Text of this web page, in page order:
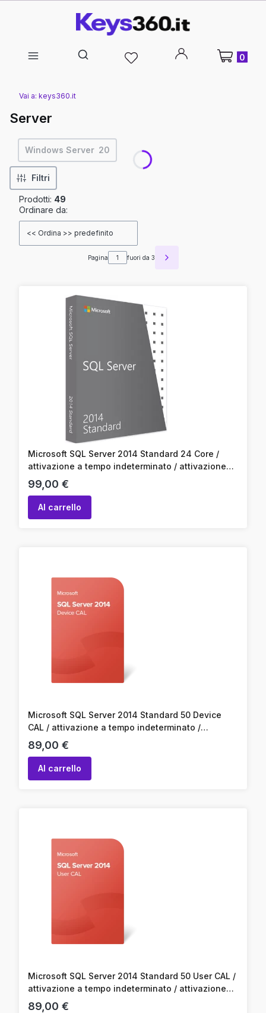
Motore di ricerca aperto
Prodotti nel
Vai a: keys360.it
Server
Windows Server 20
Filtri
Prodotti: 49
Elenco dei prodotti
Ordinare da:
<< Ordina >> predefinito
Pagina fuori da 3 Prodotti successivi
Microsoft SQL Server 2014 Standard 24 Core /
attivazione a tempo indeterminato / attivazione
online / codice prodotto
Prezzo
99,00 €
Al carrello
Microsoft SQL Server 2014 Standard 50 Device
CAL / attivazione a tempo indeterminato /
attivazione online / codice prodotto
Prezzo
89,00 €
Al carrello
Microsoft SQL Server 2014 Standard 50 User CAL /
attivazione a tempo indeterminato / attivazione
online / codice prodotto
Prezzo
89,00 €